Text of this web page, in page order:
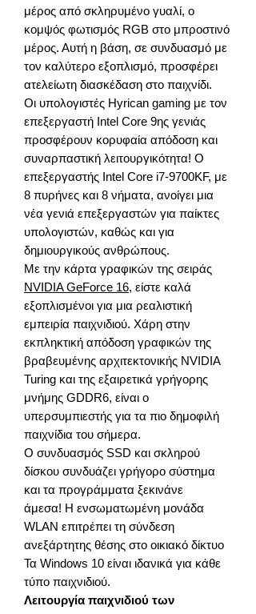
μέρος από σκληρυμένο γυαλί, ο
κομψός φωτισμός RGB στο μπροστινό
μέρος. Αυτή η βάση, σε συνδυασμό με
τον καλύτερο εξοπλισμό, προσφέρει
ατελείωτη διασκέδαση στο παιχνίδι.
Οι υπολογιστές Hyrican gaming με τον
επεξεργαστή Intel Core 9ης γενιάς
προσφέρουν κορυφαία απόδοση και
συναρπαστική λειτουργικότητα! Ο
επεξεργαστής Intel Core i7-9700KF, με
8 πυρήνες και 8 νήματα, ανοίγει μια
νέα γενιά επεξεργαστών για παίκτες
υπολογιστών, καθώς και για
δημιουργικούς ανθρώπους.
Με την κάρτα γραφικών της σειράς
NVIDIA GeForce 16, είστε καλά
εξοπλισμένοι για μια ρεαλιστική
εμπειρία παιχνιδιού. Χάρη στην
εκπληκτική απόδοση γραφικών της
βραβευμένης αρχιτεκτονικής NVIDIA
Turing και της εξαιρετικά γρήγορης
μνήμης GDDR6, είναι ο
υπερσυμπιεστής για τα πιο δημοφιλή
παιχνίδια του σήμερα.
Ο συνδυασμός SSD και σκληρού
δίσκου συνδυάζει γρήγορο σύστημα
και τα προγράμματα ξεκινάνε
άμεσα! Η ενσωματωμένη μονάδα
WLAN επιτρέπει τη σύνδεση
ανεξάρτητης θέσης στο οικιακό δίκτυο
Τα Windows 10 είναι ιδανικά για κάθε
τύπο παιχνιδιού.
Λειτουργία παιχνιδιού των